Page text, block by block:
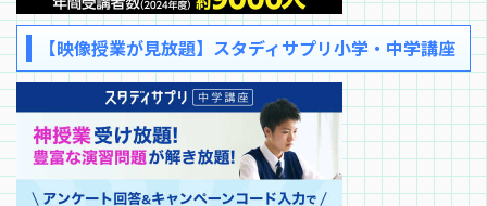
【映像授業が見放題】スタディサプリ小学・中学講座